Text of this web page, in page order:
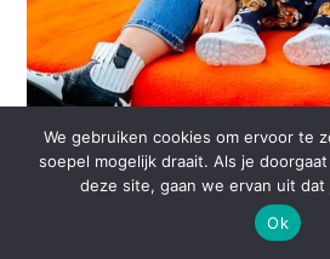
MEER LADEN...
BENIEUWD NAAR MIJN
We gebruiken cookies om ervoor te
soepel mogelijk draait. Als je
deze site, gaan we ervan uit
Ok